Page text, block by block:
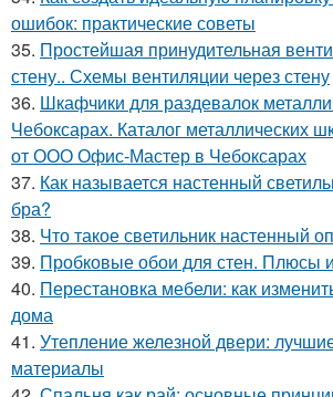
ошибок: практические советы
35. Простейшая принудительная
стену.. Схемы вентиляции через стену
36. Шкафчики для раздевалок
Чебоксарах. Каталог металлических
от ООО Офис-Мастер в Чебоксарах
37. Как называется настенный
бра?
38. Что такое светильник настенный
39. Пробковые обои для стен. Плюсы
40. Перестановка мебели: как
дома
41. Утепление железной двери:
материалы